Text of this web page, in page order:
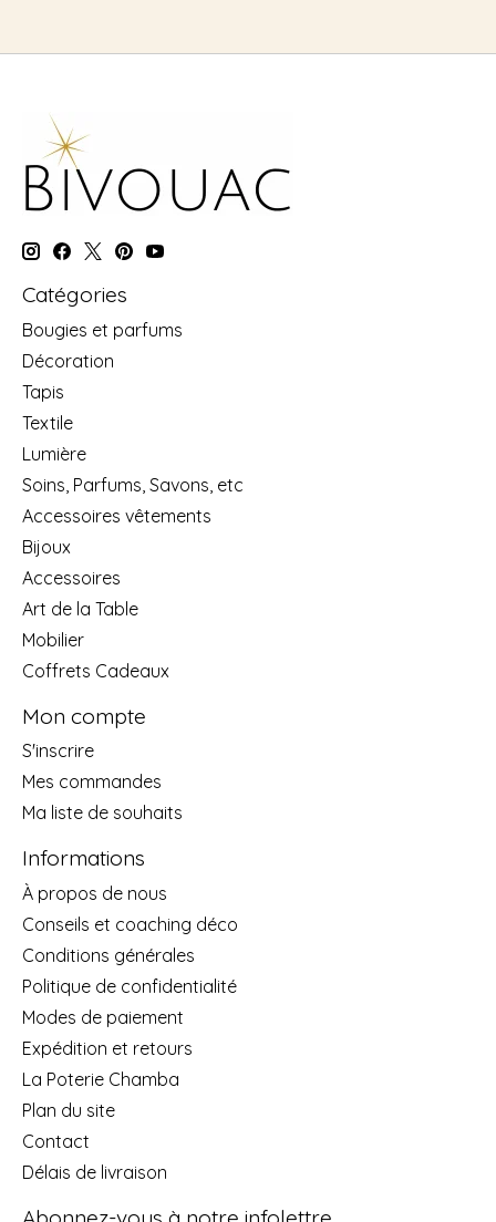
Catégories
Bougies et parfums
Décoration
Tapis
Textile
Lumière
Soins, Parfums, Savons, etc
Accessoires vêtements
Bijoux
Accessoires
Art de la Table
Mobilier
Coffrets Cadeaux
Mon compte
S'inscrire
Mes commandes
Ma liste de souhaits
Informations
À propos de nous
Conseils et coaching déco
Conditions générales
Politique de confidentialité
Modes de paiement
Expédition et retours
La Poterie Chamba
Plan du site
Contact
Délais de livraison